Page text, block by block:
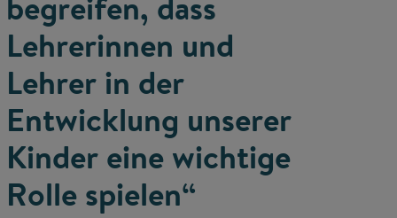
Lehrerinnen und
Lehrer in der
Entwicklung unserer
Kinder eine wichtige
Rolle spielen“